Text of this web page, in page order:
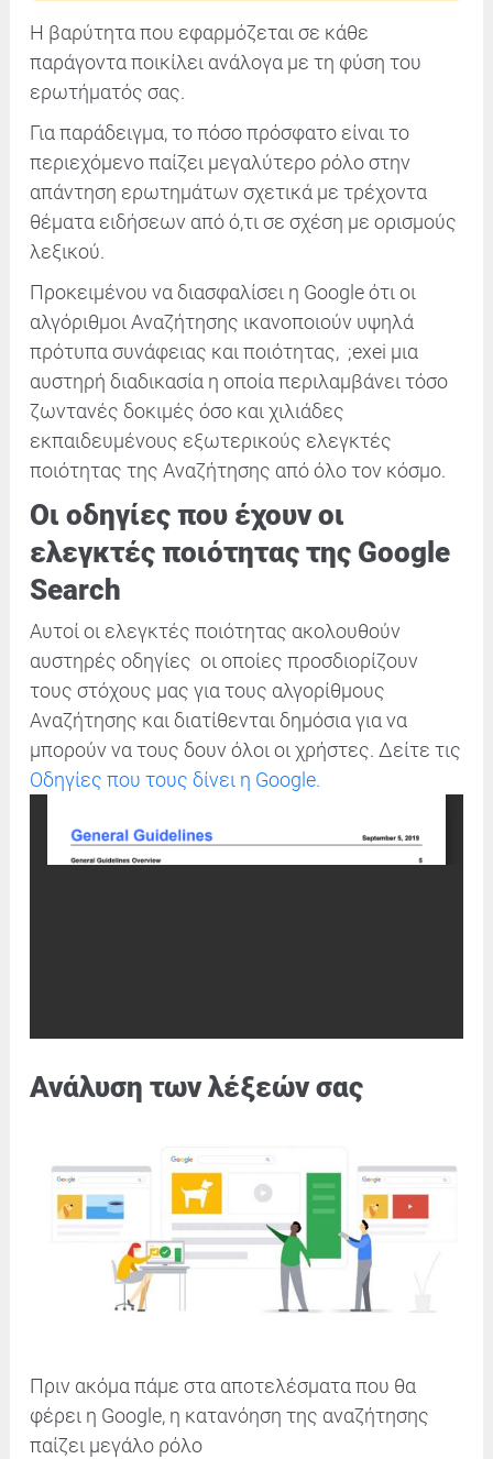
Η βαρύτητα που εφαρμόζεται σε κάθε
παράγοντα ποικίλει ανάλογα με τη φύση του
ερωτήματός σας.
Για παράδειγμα, το πόσο πρόσφατο είναι το
περιεχόμενο παίζει μεγαλύτερο ρόλο στην
απάντηση ερωτημάτων σχετικά με τρέχοντα
θέματα ειδήσεων από ό,τι σε σχέση με ορισμούς
λεξικού.
Προκειμένου να διασφαλίσει η Google ότι οι
αλγόριθμοι Αναζήτησης ικανοποιούν υψηλά
πρότυπα συνάφειας και ποιότητας, ;exei μια
αυστηρή διαδικασία η οποία περιλαμβάνει τόσο
ζωντανές δοκιμές όσο και χιλιάδες
εκπαιδευμένους εξωτερικούς ελεγκτές
ποιότητας της Αναζήτησης από όλο τον κόσμο.
Οι οδηγίες που έχουν οι
ελεγκτές ποιότητας της Google
Search
Αυτοί οι ελεγκτές ποιότητας ακολουθούν
αυστηρές οδηγίες οι οποίες προσδιορίζουν
τους στόχους μας για τους αλγορίθμους
Αναζήτησης και διατίθενται δημόσια για να
μπορούν να τους δουν όλοι οι χρήστες. Δείτε τις
Οδηγίες που τους δίνει η Google.
Ανάλυση των λέξεών σας
Πριν ακόμα πάμε στα αποτελέσματα που θα
φέρει η Google, η κατανόηση της αναζήτησης
παίζει μεγάλο ρόλο